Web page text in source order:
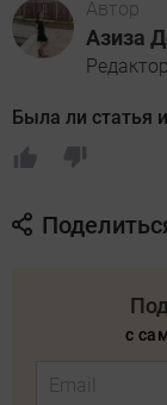
Автор
Азиза
Была ли статья
с